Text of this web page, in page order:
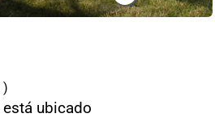
)
ubicado